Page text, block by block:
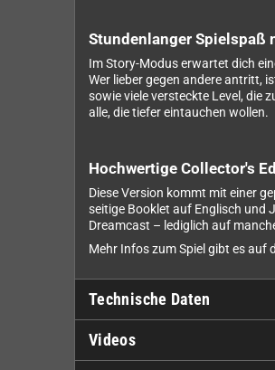
Stundenlanger Spielspaß
Im Story-Modus erwartet dich
Wer lieber gegen andere antritt,
sowie viele versteckte Level, die
alle, die tiefer eintauchen wollen.
Hochwertige Collector's
Diese Version kommt mit einer
seitige Booklet auf Englisch und
Dreamcast – lediglich auf
Mehr Infos zum Spiel gibt es auf
Technische Daten
Videos